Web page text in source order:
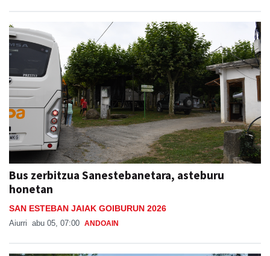
Bus zerbitzua Sanestebanetara, asteburu
honetan
SAN ESTEBAN JAIAK GOIBURUN 2026
Aiurri abu 05, 07:00 ANDOAIN